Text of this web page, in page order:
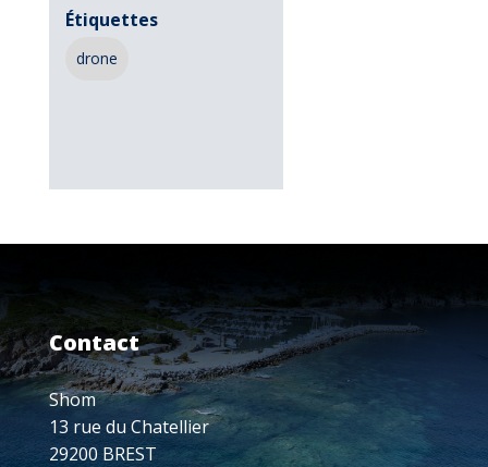
Étiquettes
drone
Contact
Shom
13 rue du Chatellier
29200 BREST